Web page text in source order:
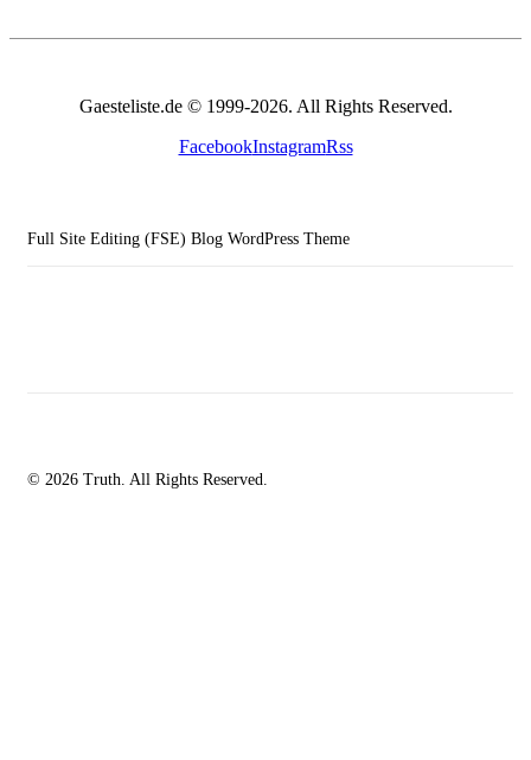
Gaesteliste.de © 1999-2026. All Rights Reserved.
FacebookInstagramRss
Full Site Editing (FSE) Blog WordPress Theme
© 2026 Truth. All Rights Reserved.